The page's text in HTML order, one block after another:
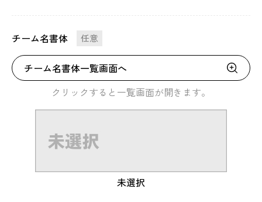
チーム名書体 任意
チーム名書体一覧画面へ
クリックすると一覧画面が開きます。
未選択